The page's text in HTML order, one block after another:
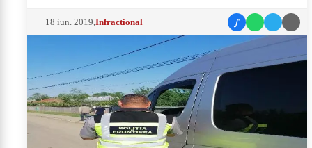
18 iun. 2019 ,Infractional f